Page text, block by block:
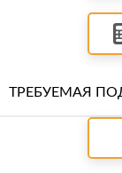
ТРЕБУЕМАЯ